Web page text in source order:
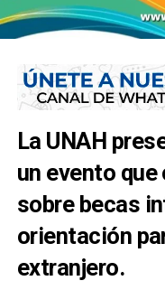
La UNAH
un evento
sobre becas
orientación
extranjero.